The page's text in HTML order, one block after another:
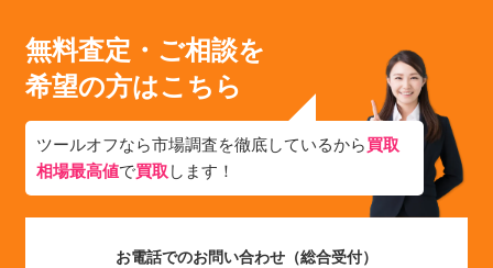
無料査定・ご相談を
希望の方はこちら
ツールオフなら市場調査を徹底しているから買取
相場最高値で買取 します！
お電話でのお問い合わせ（総合受付）